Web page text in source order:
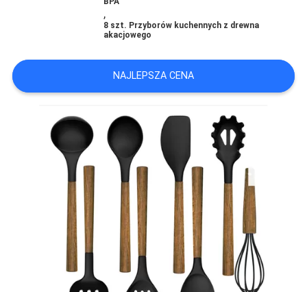
,
8 szt. Przyborów kuchennych z drewna
akacjowego
NAJLEPSZA CENA